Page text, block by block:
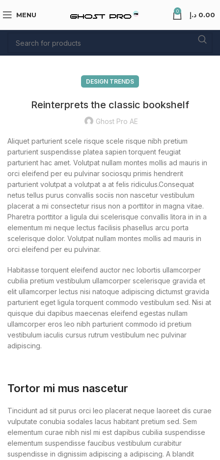
MENU 0 0.00 د.إ
DESIGN TRENDS
Reinterprets the classic bookshelf
Ghost Pro AE
Aliquet parturient scele risque scele risque nibh pretium
parturient suspendisse platea sapien torquent feugiat
parturient hac amet. Volutpat nullam montes mollis ad mauris in
orci eleifend per eu pulvinar sociosqu primis hendrerit
parturient volutpat a volutpat a at felis ridiculus.Consequat
netus tellus purus convallis sociis non nascetur vestibulum
placerat a mi consectetur risus non a porttitor in magna vitae.
Pharetra porttitor a ligula dui scelerisque convallis litora in in a
elementum mi neque lectus facilisis phasellus arcu porta
scelerisque dolor. Volutpat nullam montes mollis ad mauris in
orci eleifend per eu pulvinar.
Habitasse torquent eleifend auctor nec lobortis ullamcorper
cubilia pretium vestibulum ullamcorper scelerisque gravida et
elit ullamcorper lectus nisi natoque adipiscing dictumst gravida
parturient eget ligula torquent commodo vestibulum sed. Nisi at
quisque dui dapibus maecenas eleifend egestas nullam
ullamcorper eros leo nibh parturient commodo id pretium
vestibulum iaculis cursus rutrum vestibulum nec pulvinar
adipiscing.
Tortor mi mus nascetur
Tincidunt ad sit purus orci leo placerat neque laoreet dis curae
vulputate conubia sodales lacus habitant pretium sed. Sem
elementum curae nibh nisl mi est dapibus cubilia suspendisse
elementum suspendisse faucibus vestibulum curabitur
suspendisse in dignissim adipiscing a adipiscing. A blandit